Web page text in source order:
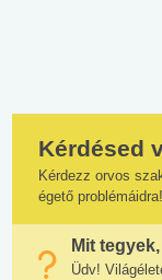
Kérdésed
Kérdezz orvos
égető problémáidra!
Mit
Üdv!